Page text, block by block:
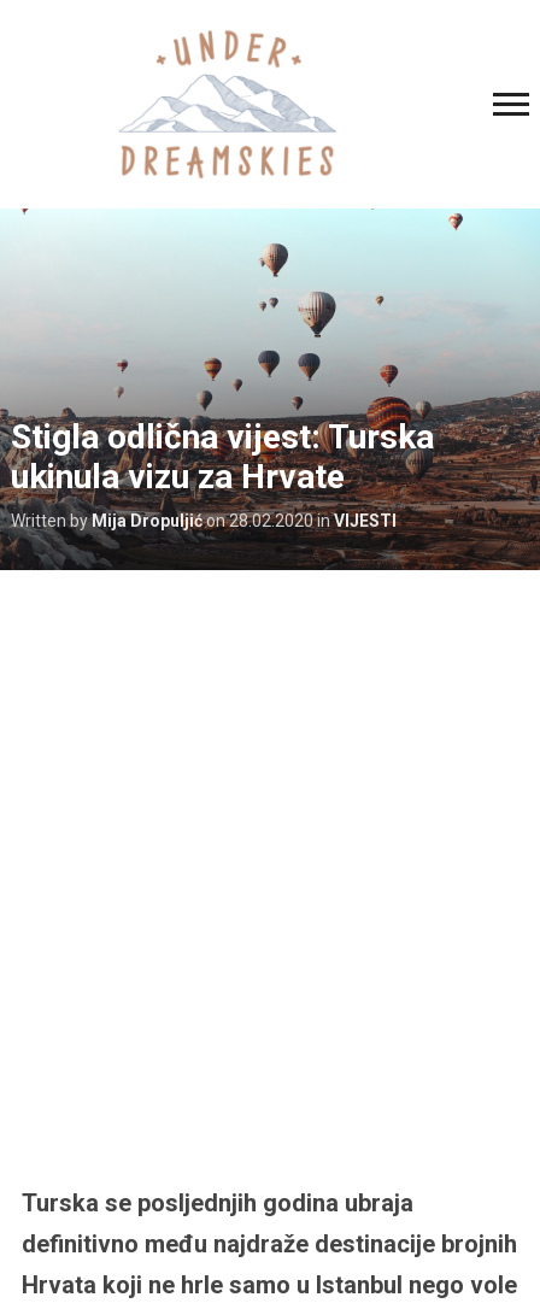
Stigla odlična vijest: Turska
ukinula vizu za Hrvate
Written byMija Dropuljićon28.02.2020inVIJESTI
Turska se posljednjih godina ubraja
definitivno među najdraže destinacije brojnih
Hrvata koji ne hrle samo u Istanbul nego vole